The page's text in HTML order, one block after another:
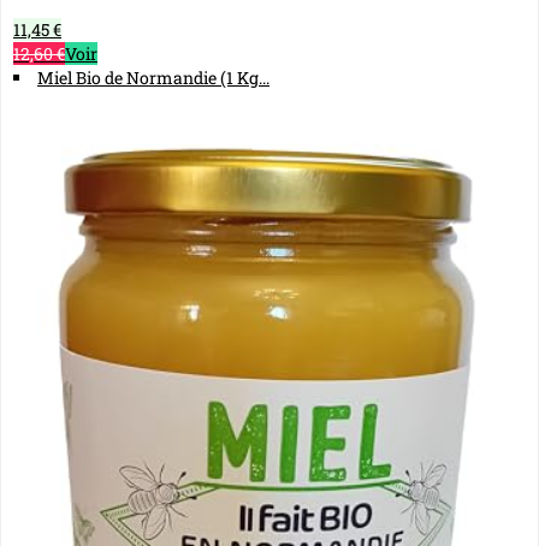
11,45 €
12,60 €Voir
Miel Bio de Normandie (1 Kg...